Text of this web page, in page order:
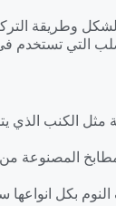
وطريقة
التي تستخدم
مثل الكنب الذي
المصنوعة
بكل انواعها سواء